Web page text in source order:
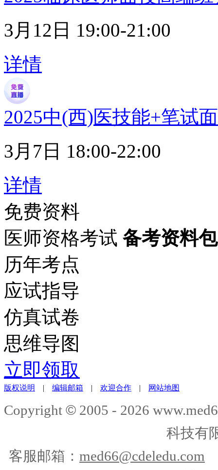
3月12日 19:00-21:00
详情
2025中(西)医技能+笔试
3月7日 18:00-22:00
详情
免费资料
医师资格考试 备考资料包
历年考点
应试指导
仿真试卷
思维导图
立即领取
版权说明 | 编辑邮箱 | 欢迎合作 | 网站地图
Copyright © 2005 - 2026
科技有
客服邮箱： med66@cdeledu.com